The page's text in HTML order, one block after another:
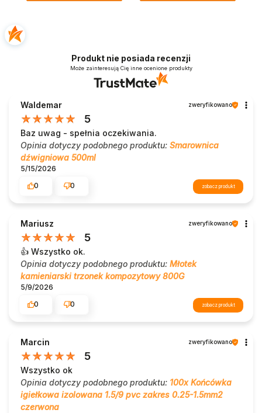
Produkt nie posiada recenzji
Może zainteresują Cię inne ocenione produkty
Waldemar zweryfikowano
5
Baz uwag - spełnia oczekiwania.
Opinia dotyczy podobnego produktu: Smarownica
dźwigniowa 500ml
5/15/2026
0
0 zobacz produkt
Mariusz zweryfikowano
5
👍️ Wszystko ok.
Opinia dotyczy podobnego produktu: Młotek
kamieniarski trzonek kompozytowy 800G
5/9/2026
0
0 zobacz produkt
Marcin zweryfikowano
5
Wszystko ok
Opinia dotyczy podobnego produktu: 100x Końcówka
igiełkowa izolowana 1.5/9 pvc zakres 0.25-1.5mm2
czerwona